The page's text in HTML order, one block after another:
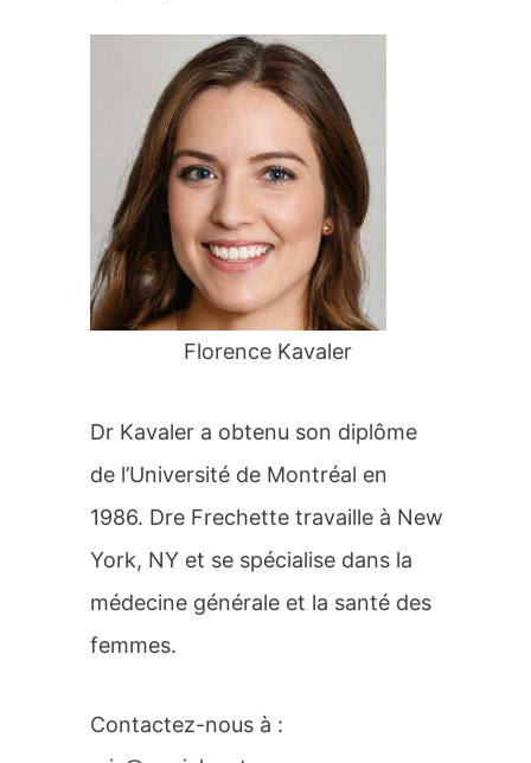
:
Florence Kavaler
Dr Kavaler a obtenu son diplôme
de l’Université de Montréal en
1986. Dre Frechette travaille à New
York, NY et se spécialise dans la
médecine générale et la santé des
femmes.
Contactez-nous à :